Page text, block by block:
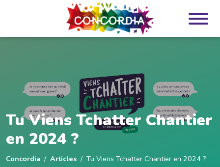
Tu Viens Tchatter Chantier
en 2024 ?
Concordia Articles Tu Viens Tchatter Chantier en 2024 ?
Panneau de gestion des cookies